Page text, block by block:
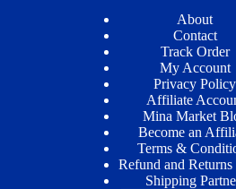
About
Contact
Track Order
My Account
Privacy Policy
Affiliate
Mina Market
Become an
Terms &
Refund and
Shipping